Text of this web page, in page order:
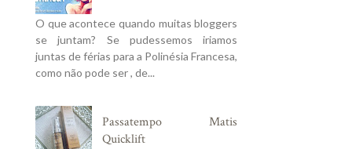
O que acontece quando muitas bloggers
se juntam? Se pudessemos iriamos
juntas de férias para a Polinésia Francesa,
como não pode ser , de...
Passatempo Matis
Quicklift